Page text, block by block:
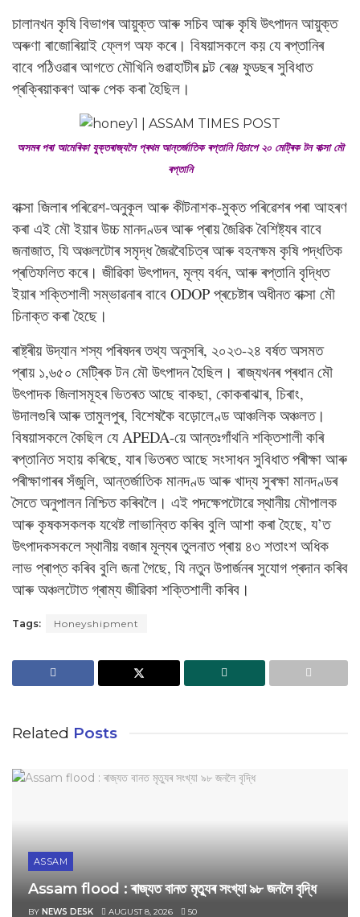
‎চালানখন কৃষি বিভাগৰ আয়ুক্ত আৰু সচিব আৰু কৃষি উৎপাদন আয়ুক্ত
অৰুণা ৰাজোৰিয়াই ফ্লেগ অফ কৰে। বিষয়াসকলে কয় যে ৰপ্তানিৰ
বাবে পঠিওৱাৰ আগতে মৌখিনি গুৱাহাটীৰ চল্ট ৰেঞ্জ ফুডছৰ সুবিধাত
প্ৰক্ৰিয়াকৰণ আৰু পেক কৰা হৈছিল।
অসমৰ পৰা আমেৰিকা যুক্তৰাজ্যলৈ প্ৰথম আন্তৰ্জাতিক ৰপ্তানি হিচাপে ২০ মেট্ৰিক টন বাক্সা মৌ
ৰপ্তানি
বাক্সা জিলাৰ পৰিৱেশ-অনুকূল আৰু কীটনাশক-মুক্ত পৰিৱেশৰ পৰা আহৰণ
কৰা এই মৌ ইয়াৰ উচ্চ মানদণ্ডৰ আৰু প্ৰায় জৈৱিক বৈশিষ্ট্যৰ বাবে
জনাজাত, যি অঞ্চলটোৰ সমৃদ্ধ জৈৱবৈচিত্ৰ আৰু বহনক্ষম কৃষি পদ্ধতিক
প্ৰতিফলিত কৰে। জীৱিকা উৎপাদন, মূল্য বৰ্ধন, আৰু ৰপ্তানি বৃদ্ধিত
ইয়াৰ শক্তিশালী সম্ভাৱনাৰ বাবে ODOP প্ৰচেষ্টাৰ অধীনত বাক্সা মৌ
চিনাক্ত কৰা হৈছে।
ৰাষ্ট্ৰীয় উদ্যান শস্য পৰিষদৰ তথ্য অনুসৰি, ২০২৩-২৪ বৰ্ষত অসমত
প্ৰায় ১,৬৫০ মেট্ৰিক টন মৌ উৎপাদন হৈছিল। ৰাজ্যখনৰ প্ৰধান মৌ
উৎপাদক জিলাসমূহৰ ভিতৰত আছে বাকছা, কোকৰাঝাৰ, চিৰাং,
উদালগুৰি আৰু তামুলপুৰ, বিশেষকৈ বড়োলেণ্ড আঞ্চলিক অঞ্চলত।
বিষয়াসকলে কৈছিল যে APEDA-য়ে আন্তঃগাঁথনি শক্তিশালী কৰি
ৰপ্তানিত সহায় কৰিছে, যাৰ ভিতৰত আছে সংসাধন সুবিধাত পৰীক্ষা আৰু
পৰীক্ষাগাৰৰ সঁজুলি, আন্তৰ্জাতিক মানদণ্ড আৰু খাদ্য সুৰক্ষা মানদণ্ডৰ
সৈতে অনুপালন নিশ্চিত কৰিবলৈ। এই পদক্ষেপটোৱে স্থানীয় মৌপালক
আৰু কৃষকসকলক যথেষ্ট লাভান্বিত কৰিব বুলি আশা কৰা হৈছে, য’ত
উৎপাদকসকলে স্থানীয় বজাৰ মূল্যৰ তুলনাত প্ৰায় ৪৩ শতাংশ অধিক
লাভ প্ৰাপ্ত কৰিব বুলি জনা গৈছে, যি নতুন উপাৰ্জনৰ সুযোগ প্ৰদান কৰিব
আৰু অঞ্চলটোত গ্ৰাম্য জীৱিকা শক্তিশালী কৰিব।
Tags: ‎Honeyshipment
Related Posts
ASSAM
Assam flood : ৰাজ্যত বানত মৃত্যুৰ সংখ্যা ৯৮ জনলৈ বৃদ্ধি
BY NEWS DESK AUGUST 8, 2026 50